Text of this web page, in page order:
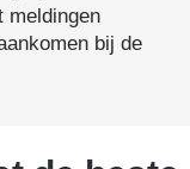
meldingen
bij de